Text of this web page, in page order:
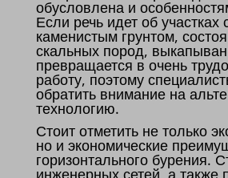
обусловлена и
Если речь идет об
каменистым грунтом,
скальных пород,
превращается в очень
работу, поэтому
обратить внимание на
технологию.
Стоит отметить не только
но и экономические
горизонтального бурения.